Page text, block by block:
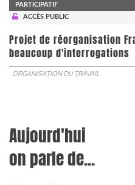
PARTICIPATIF
ACCÈS PUBLIC
Projet de réorganisation
beaucoup d'interrogations
ORGANISATION DU TRAVAIL
Aujourd'hui
on parle de...